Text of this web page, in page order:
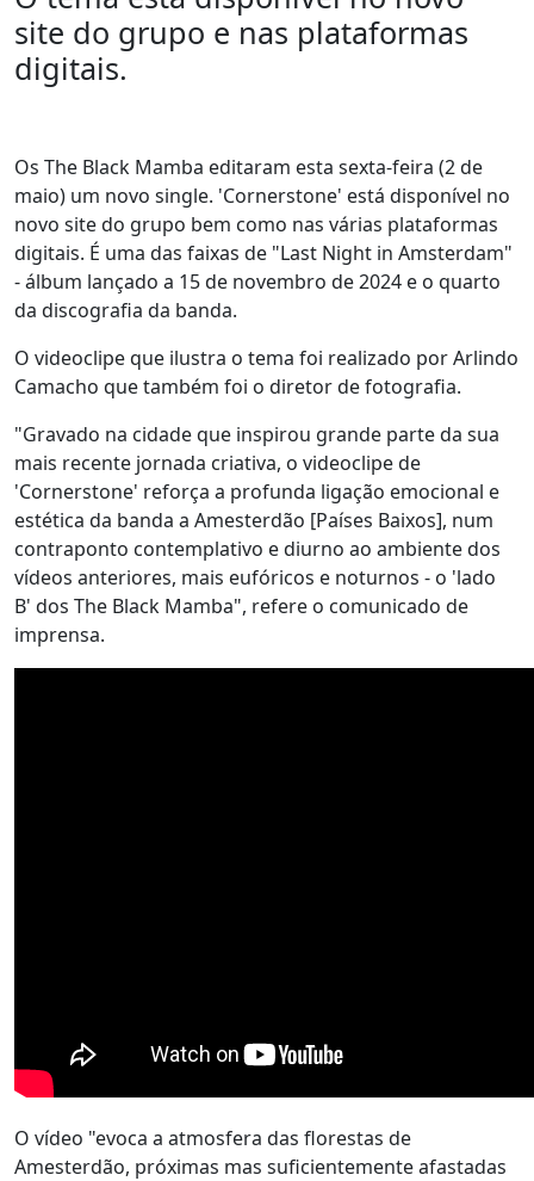
site do grupo e nas plataformas
digitais.
Os The Black Mamba editaram esta sexta-feira (2 de
maio) um novo single. 'Cornerstone' está disponível no
novo site do grupo bem como nas várias plataformas
digitais. É uma das faixas de "Last Night in Amsterdam"
- álbum lançado a 15 de novembro de 2024 e o quarto
da discografia da banda.
O videoclipe que ilustra o tema foi realizado por Arlindo
Camacho que também foi o diretor de fotografia.
"Gravado na cidade que inspirou grande parte da sua
mais recente jornada criativa, o videoclipe de
'Cornerstone' reforça a profunda ligação emocional e
estética da banda a Amesterdão [Países Baixos], num
contraponto contemplativo e diurno ao ambiente dos
vídeos anteriores, mais eufóricos e noturnos - o 'lado
B' dos The Black Mamba", refere o comunicado de
imprensa.
O vídeo "evoca a atmosfera das florestas de
Amesterdão, próximas mas suficientemente afastadas